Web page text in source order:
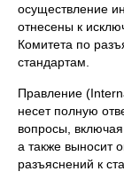
осуществление
отнесены к
Комитета по
стандартам.
Правление
несет полную
вопросы,
а также выносит
разъяснений к